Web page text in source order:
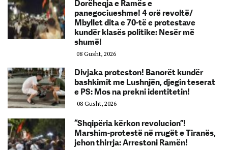
Dorëheqja e Ramës e
panegociueshme! 4 orë revoltë/
Mbyllet dita e 70-të e protestave
kundër klasës politike: Nesër më
shumë!
08 Gusht, 2026
Divjaka proteston! Banorët kundër
bashkimit me Lushnjën, djegin teserat
e PS: Mos na prekni identitetin!
08 Gusht, 2026
“Shqipëria kërkon revolucion”!
Marshim-protestë në rrugët e Tiranës,
jehon thirrja: Arrestoni Ramën!